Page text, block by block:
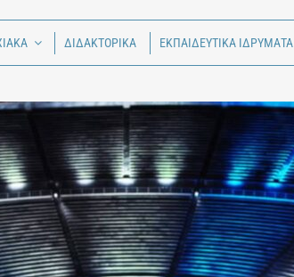
ΔΙΔΑΚΤΟΡΙΚΑ ΕΚΠΑΙΔΕΥΤΙΚΑ ΙΔΡΥΜΑΤΑ